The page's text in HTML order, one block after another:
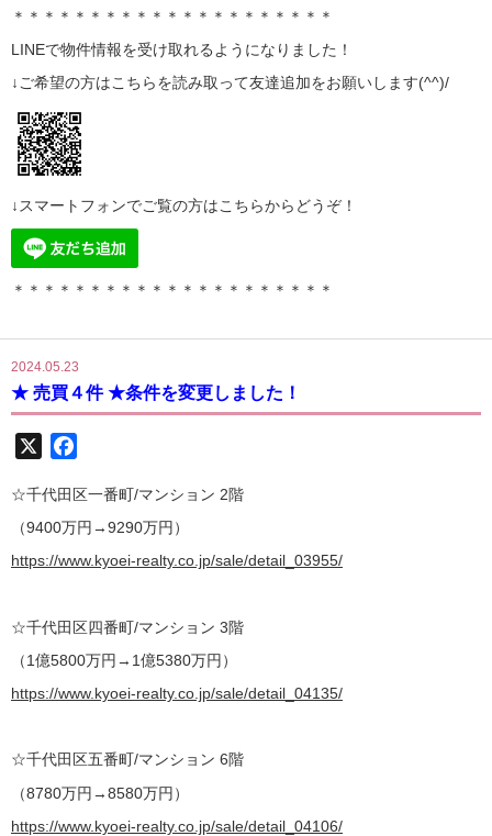
＊＊＊＊＊＊＊＊＊＊＊＊＊＊＊＊＊＊＊＊＊
LINEで物件情報を受け取れるようになりました！
↓ご希望の方はこちらを読み取って友達追加をお願いします(^^)/
↓スマートフォンでご覧の方はこちらからどうぞ！
＊＊＊＊＊＊＊＊＊＊＊＊＊＊＊＊＊＊＊＊＊
2024.05.23
★ 売買４件 ★条件を変更しました！
☆千代田区一番町/マンション 2階
（9400万円→9290万円）
https://www.kyoei-realty.co.jp/sale/detail_03955/
☆千代田区四番町/マンション 3階
（1億5800万円→1億5380万円）
https://www.kyoei-realty.co.jp/sale/detail_04135/
☆千代田区五番町/マンション 6階
（8780万円→8580万円）
https://www.kyoei-realty.co.jp/sale/detail_04106/